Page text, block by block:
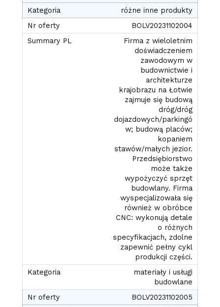
różne inne produkty
BOLV20231102004
Firma z wieloletnim
doświadczeniem
zawodowym w
budownictwie i
architekturze
krajobrazu na Łotwie
zajmuje się budową
dróg/dróg
dojazdowych/parkingó
w; budową placów;
kopaniem
stawów/małych jezior.
Przedsiębiorstwo
może także
wypożyczyć sprzęt
budowlany. Firma
wyspecjalizowała się
również w obróbce
CNC: wykonują detale
o różnych
specyfikacjach, zdolne
zapewnić pełny cykl
produkcji części.
materiały i usługi
budowlane
BOLV20231102005